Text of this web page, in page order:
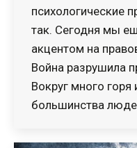
психологические
так. Сегодня мы
акцентом на
Война разрушила
Вокруг много горя
большинства